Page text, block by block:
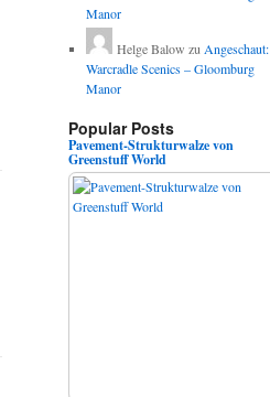
Manor
Helge Balow zuAngeschaut:
Warcradle Scenics – Gloomburg
Manor
Popular Posts
Pavement-Strukturwalze von
Greenstuff World